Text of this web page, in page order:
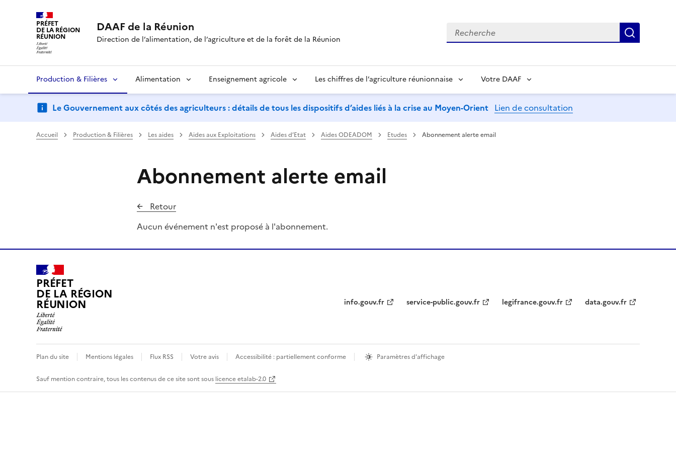
PRÉFET
DE LA RÉGION
RÉUNION
DAAF de la Réunion
Direction de l’alimentation, de l’agriculture et de la forêt de la Réunion
Recherche
Production & Filières Alimentation Enseignement agricole Les chiffres de l’agriculture réunionnaise Votre DAAF
Le Gouvernement aux côtés des agriculteurs : détails de tous les dispositifs d’aides liés à la crise au Moyen-Orient Lien de consultation
Accueil Production & Filières Les aides Aides aux Exploitations Aides d’Etat Aides ODEADOM Etudes Abonnement alerte email
Abonnement alerte email
Retour
Aucun événement n'est proposé à l'abonnement.
PRÉFET
DE LA RÉGION
RÉUNION info.gouv.fr service-public.gouv.fr legifrance.gouv.fr data.gouv.fr
Plan du site Mentions légales Flux RSS Votre avis Accessibilité : partiellement conforme Paramètres d'affichage
Sauf mention contraire, tous les contenus de ce site sont sous licence etalab-2.0